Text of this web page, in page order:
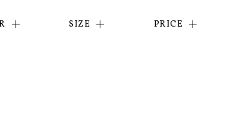
SIZE PRICE